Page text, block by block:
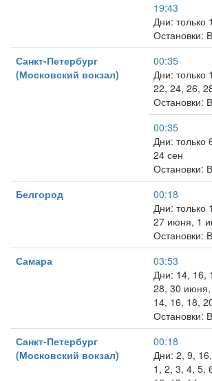
19:43
Дни: только
Остановки:
Санкт-Петербург
(Московский вокзал)
00:35
Дни: только
22, 24, 26,
Остановки:
00:35
Дни: только
24 сен
Остановки:
Белгород
00:18
Дни: только
27 июня, 1
Остановки:
Самара
03:53
Дни: 14, 16,
28, 30
14, 16, 18,
Остановки:
Санкт-Петербург
(Московский вокзал)
00:18
Дни: 2, 9,
1, 2, 3, 4, 5,